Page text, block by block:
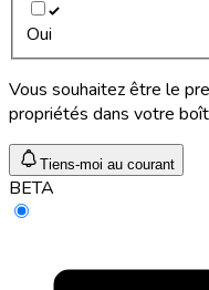
Oui
Vous souhaitez être le
propriétés dans votre
Tiens-moi au courant
BETA